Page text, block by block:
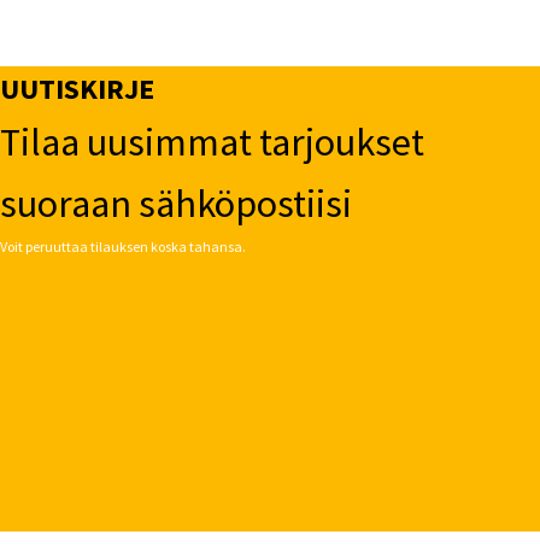
UUTISKIRJE
Tilaa uusimmat tarjoukset
suoraan sähköpostiisi
Voit peruuttaa tilauksen koska tahansa.